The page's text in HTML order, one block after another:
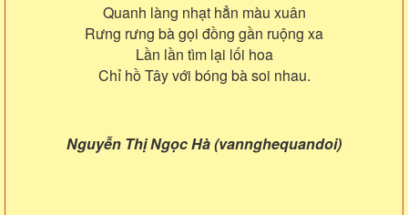
Quanh làng nhạt hẳn màu xuân
Rưng rưng bà gọi đồng gần ruộng xa
Lần lần tìm lại lối hoa
Chỉ hồ Tây với bóng bà soi nhau.
Nguyễn Thị Ngọc Hà (vannghequandoi)